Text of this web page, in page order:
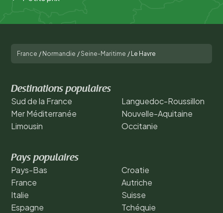
France / Normandie /Seine-Maritime / Le Havre
Destinations populaires
Sud de la France
Mer Méditerranée
Limousin
Languedoc-Roussillon
Nouvelle-Aquitaine
Occitanie
Pays populaires
Pays-Bas
France
Italie
Espagne
Croatie
Autriche
Suisse
Tchéquie